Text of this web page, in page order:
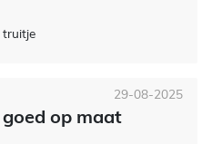
truitje
op maat
29-08-2025